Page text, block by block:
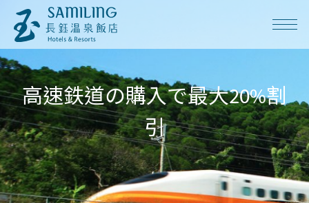
30%の早期予約割引
長期滞在でお得に！
高速鉄道の購入で最大20%割
引